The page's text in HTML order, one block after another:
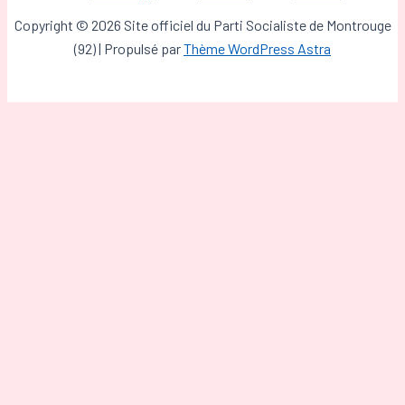
Copyright © 2026 Site officiel du Parti Socialiste de Montrouge
(92) | Propulsé parThème WordPress Astra